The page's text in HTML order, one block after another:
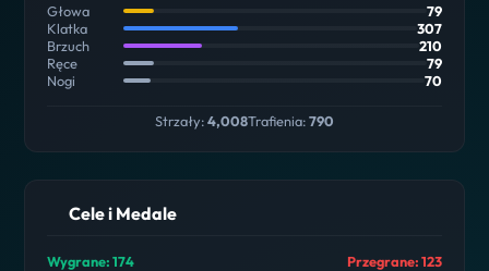
Głowa
79
Klatka
307
Brzuch
210
Ręce
79
Nogi
70
Strzały:4,008Trafienia:790
Cele i Medale
Wygrane: 174 Przegrane: 123